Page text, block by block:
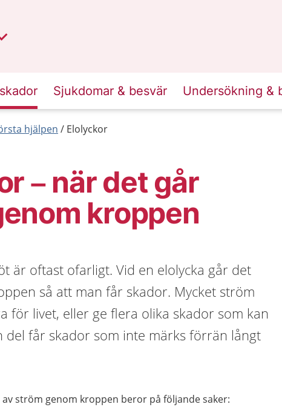
Sjukdomar & besvär Undersökning &
hjälpen Elolyckor
– när det går
kroppen
är oftast ofarligt. Vid en elolycka går det
så att man får skador. Mycket ström
för livet, eller ge flera olika skador som kan
del får skador som inte märks förrän långt
av ström genom kroppen beror på följande saker: